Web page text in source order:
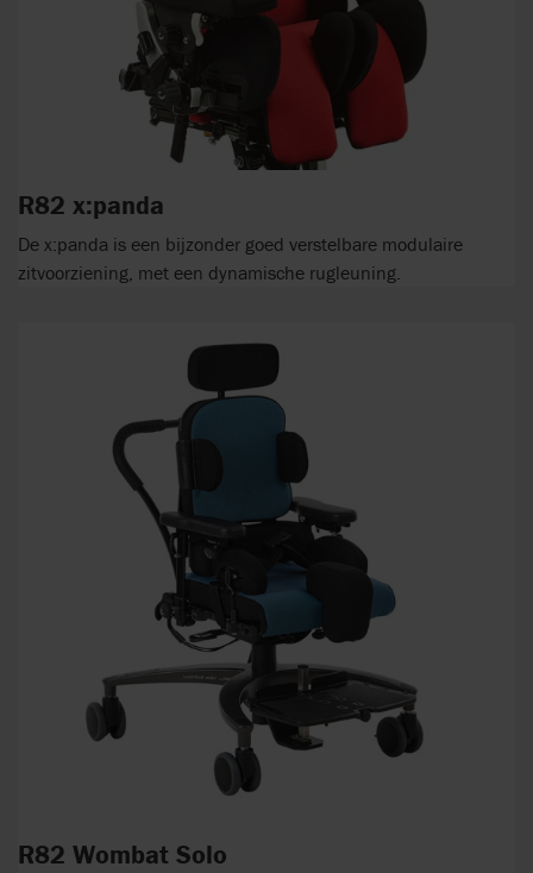
R82 x:panda
De x:panda is een bijzonder goed verstelbare modulaire
zitvoorziening, met een dynamische rugleuning.
R82 Wombat Solo